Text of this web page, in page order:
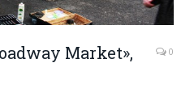
Market»,
0